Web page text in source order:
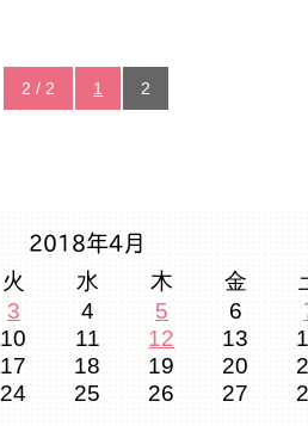
2 / 2 1 2
2018年4月
火 水 木 金
3 4 5 6
10 11 12 13
17 18 19 20
24 25 26 27